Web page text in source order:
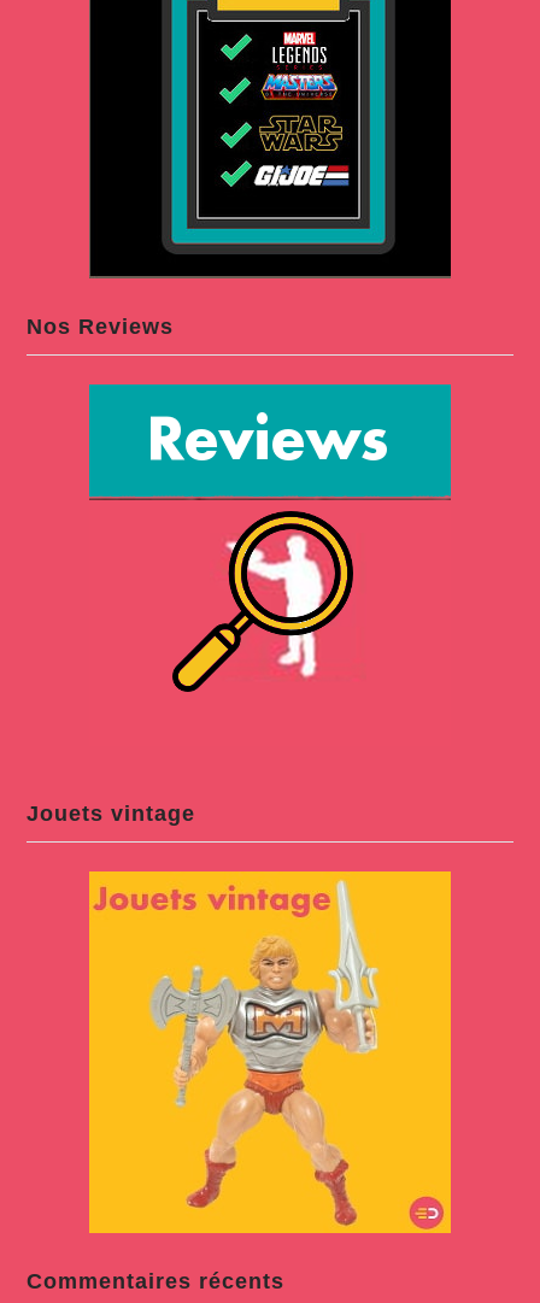
Nos Reviews
Jouets vintage
Commentaires récents